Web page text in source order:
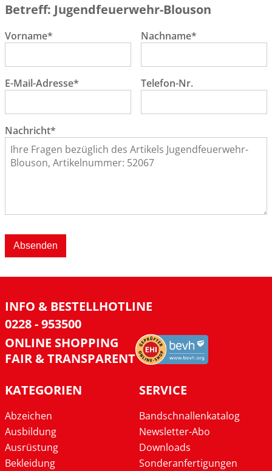
Betreff: Jugendfeuerwehr-Blouson
Vorname* Nachname*
E-Mail-Adresse* Telefon-Nr.
Nachricht*
Absenden
INFO & BESTELLHOTLINE
0228 - 953500
ONLINE SHOPPING
FAIR & TRANSPARENT
KATEGORIEN
Abzeichen
Ausbildung
Ausrüstung
Bekleidung
SERVICE
Bandschnallenkatalog
Newsletter-Abo
Downloads
Sonderanfertigungen